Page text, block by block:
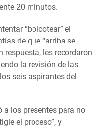
20 minutos.
“boicotear” el
de que “arriba se
respuesta, les recordaron
la revisión de las
seis aspirantes del
a los presentes para no
el proceso”, y